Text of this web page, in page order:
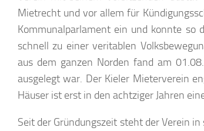
Mietrecht und vor allem für
Kommunalparlament ein und konnte so
schnell zu einer veritablen
aus dem ganzen Norden fand am
ausgelegt war. Der Kieler Mieterverein
Häuser ist erst in den achtziger Jahren
Seit der Gründungszeit steht der Verein